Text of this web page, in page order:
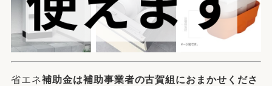
省エネ補助金は補助事業者の古賀組におまかせくださ